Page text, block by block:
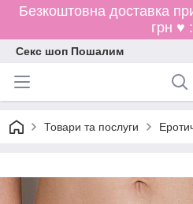
Безкоштовна доставка
грн ♥
Секс шоп Пошалим
Товари та послуги